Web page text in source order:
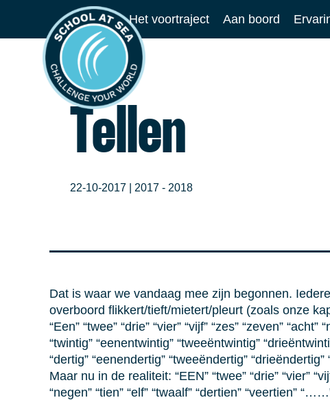
de
School
at
Sea
Het voortraject Aan boord
Tellen
22-10-2017 | 2017 - 2018
Dat is waar we vandaag mee zijn begonnen.
overboord flikkert/tieft/mietert/pleurt (zoals onze
“Een” “twee” “drie” “vier” “vijf” “zes” “zeven”
“twintig” “eenentwintig” “tweeëntwintig”
“dertig” “eenendertig” “tweeëndertig” “drieëndertig”
Maar nu in de realiteit: “EEN” “twee” “drie” “vier”
“negen” “tien” “elf” “twaalf” “dertien” “veertien”